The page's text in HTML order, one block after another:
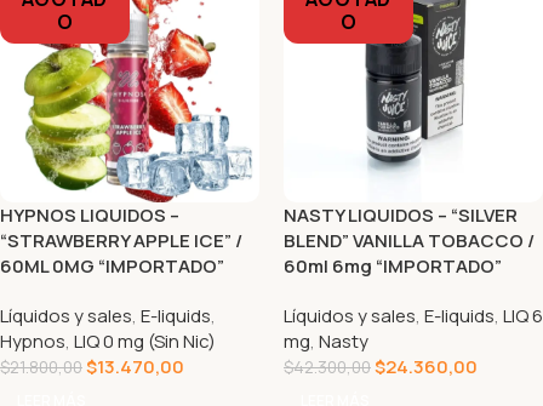
O
HYPNOS LIQUIDOS –
“STRAWBERRY APPLE ICE” /
60ML 0MG “IMPORTADO”
Líquidos y sales, E-liquids,
Hypnos, LIQ 0 mg (Sin Nic)
$21.800,00$13.470,00
O
NASTY LIQUIDOS – “SILVER
BLEND” VANILLA TOBACCO /
60ml 6mg “IMPORTADO”
Líquidos y sales, E-liquids, LIQ 6
mg, Nasty
$42.300,00$24.360,00